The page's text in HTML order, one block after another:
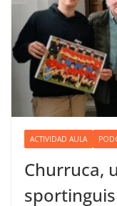
ACTIVIDAD AULA
Churruca,